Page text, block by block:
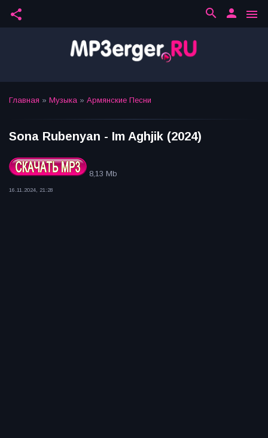
share menu
person
search
Главная » Музыка » Армянские Песни
Sona Rubenyan - Im Aghjik (2024)
8,13 Mb
16.11.2024, 21:28